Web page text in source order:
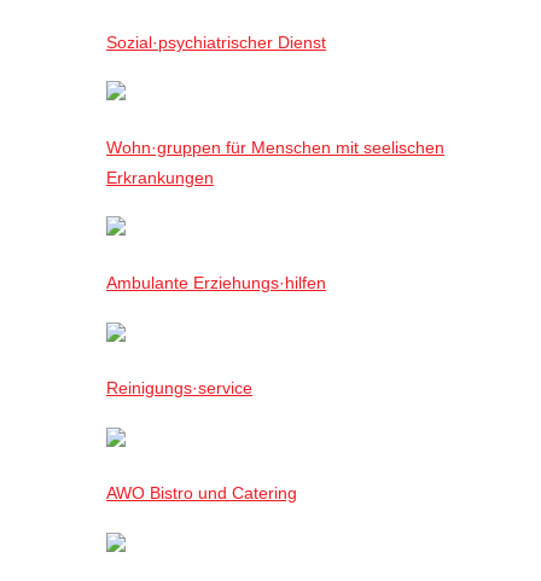
Sozial·psychiatrischer Dienst
Wohn·gruppen für Menschen mit seelischen
Erkrankungen
Ambulante Erziehungs·hilfen
Reinigungs·service
AWO Bistro und Catering